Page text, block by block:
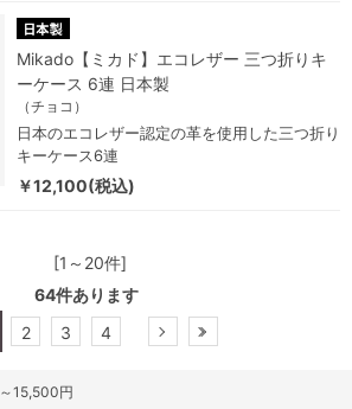
Mikado【ミカド】エコレザー 三つ折りキ
ーケース 6連 日本製
（チョコ）
日本のエコレザー認定の革を使用した三つ折り
キーケース6連
￥12,100(税込)
[1～20件]
64件あります
2 3 4
～15,500円